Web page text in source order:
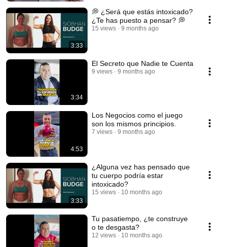
3:33
💭 ¿Será que estás intoxicado?
¿Te has puesto a pensar? 💭
15 views 9 months ago
3:34
El Secreto que Nadie te Cuenta
9 views 9 months ago
4:53
Los Negocios como el juego
son los mismos principios.
7 views 9 months ago
3:33
¿Alguna vez has pensado que
tu cuerpo podría estar
intoxicado?
15 views 10 months ago
Tu pasatiempo, ¿te construye
o te desgasta?
12 views 10 months ago